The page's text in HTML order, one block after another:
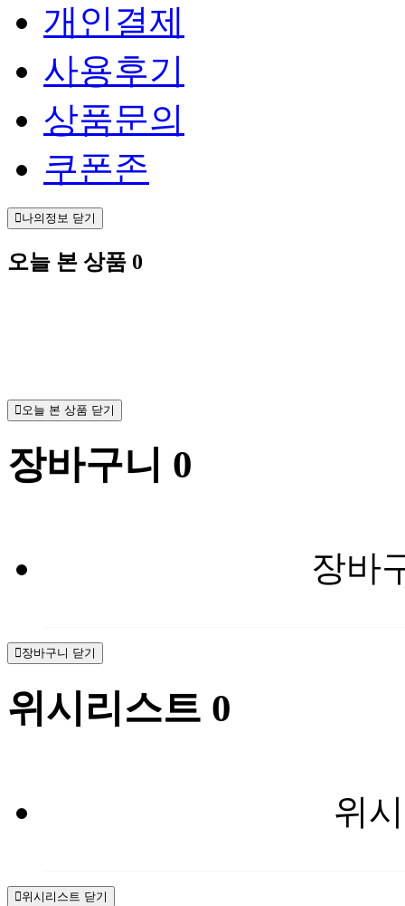
개인결제
사용후기
상품문의
쿠폰존
나의정보 닫기
오늘 본 상품 0
오늘 본 상품 닫기
장바구니 0
장바
장바구니 닫기
위시리스트 0
위
위시리스트 닫기